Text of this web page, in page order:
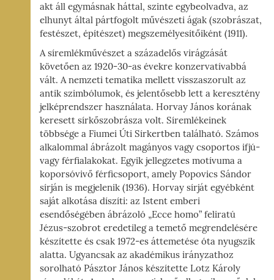
akt áll egymásnak háttal, szinte egybeolvadva, az
elhunyt által pártfogolt művészeti ágak (szobrászat,
festészet, építészet) megszemélyesítőiként (1911).
A síremlékművészet a századelős virágzását
követően az 1920-30-as évekre konzervatívabbá
vált. A nemzeti tematika mellett visszaszorult az
antik szimbólumok, és jelentősebb lett a keresztény
jelképrendszer használata. Horvay János korának
keresett sírkőszobrásza volt. Síremlékeinek
többsége a Fiumei Úti Sírkertben található. Számos
alkalommal ábrázolt magányos vagy csoportos ifjú-
vagy férfialakokat. Egyik jellegzetes motívuma a
koporsóvivő férficsoport, amely Popovics Sándor
sírján is megjelenik (1936). Horvay sírját egyébként
saját alkotása díszíti: az Istent emberi
esendőségében ábrázoló „Ecce homo” feliratú
Jézus-szobrot eredetileg a temető megrendelésére
készítette és csak 1972-es áttemetése óta nyugszik
alatta. Ugyancsak az akadémikus irányzathoz
sorolható Pásztor János készítette Lotz Károly